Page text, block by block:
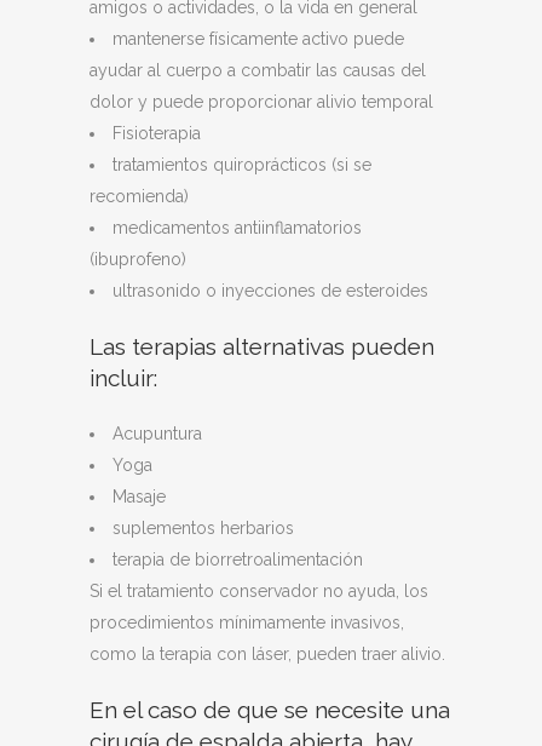
amigos o actividades, o la vida en general
mantenerse físicamente activo puede
ayudar al cuerpo a combatir las causas del
dolor y puede proporcionar alivio temporal
Fisioterapia
tratamientos quiroprácticos (si se
recomienda)
medicamentos antiinflamatorios
(ibuprofeno)
ultrasonido o inyecciones de esteroides
Las terapias alternativas pueden
incluir:
Acupuntura
Yoga
Masaje
suplementos herbarios
terapia de biorretroalimentación
Si el tratamiento conservador no ayuda, los
procedimientos mínimamente invasivos,
como la terapia con láser, pueden traer alivio.
En el caso de que se necesite una